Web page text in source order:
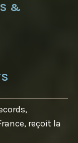
&
reçoit la